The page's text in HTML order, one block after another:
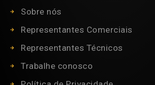
Sobre nós
Representantes Comerciais
Representantes Técnicos
Trabalhe conosco